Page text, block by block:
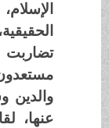
تضاربت
مستعدون
والدين
عنها،